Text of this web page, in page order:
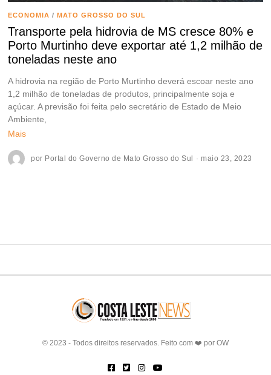
ECONOMIA / MATO GROSSO DO SUL
Transporte pela hidrovia de MS cresce 80% e
Porto Murtinho deve exportar até 1,2 milhão de
toneladas neste ano
A hidrovia na região de Porto Murtinho deverá escoar neste ano
1,2 milhão de toneladas de produtos, principalmente soja e
açúcar. A previsão foi feita pelo secretário de Estado de Meio
Ambiente,
Mais
por Portal do Governo de Mato Grosso do Sul maio 23, 2023
© 2023 - Todos direitos reservados. Feito com ❤️ por OW